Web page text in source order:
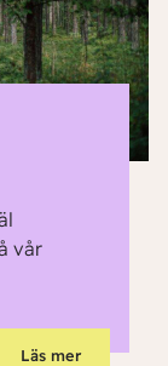
vår
Läs mer